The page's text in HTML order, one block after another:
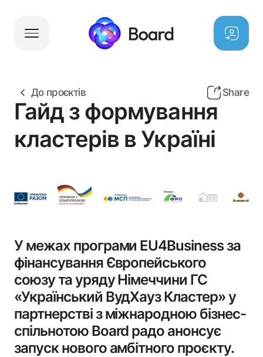
Board News
Благодійний Фонд
Благодійний Фонд
Команда керуючої компанії
Board Clubs
Громадська Організація
UAEN
До проєктів
Гайд з формування
кластерів в Україні
Share
У межах програми EU4Business за
фінансування Європейського
союзу та уряду Німеччини ГС
«Український ВудХауз Кластер» у
партнерстві з міжнародною бізнес-
спільнотою Board радо анонсує
запуск нового амбітного проєкту.